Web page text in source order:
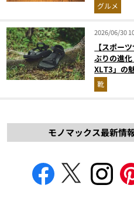
グルメ
2026/06/30
【スポー
ぶりの進
XLT3」の
解説！
靴
モノマックス最新情